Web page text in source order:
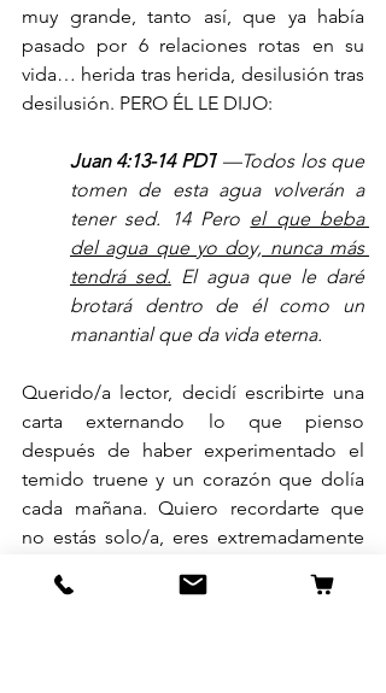
muy grande, tanto así, que ya había
pasado por 6 relaciones rotas en su
vida… herida tras herida, desilusión tras
desilusión. PERO ÉL LE DIJO:
Juan 4:13-14 PDT —Todos los que
tomen de esta agua volverán a
tener sed. 14 Pero el que beba
del agua que yo doy, nunca más
tendrá sed. El agua que le daré
brotará dentro de él como un
manantial que da vida eterna.
Querido/a lector, decidí escribirte una
carta externando lo que pienso
después de haber experimentado el
temido truene y un corazón que dolía
cada mañana. Quiero recordarte que
no estás solo/a, eres extremadamente
completo/a en Él. Es mi anhelo que